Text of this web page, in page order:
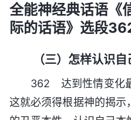
全能神经典话语《
际的话语》选段
（三）怎样认识
362 达到性情变化
这就必须得根据神的揭